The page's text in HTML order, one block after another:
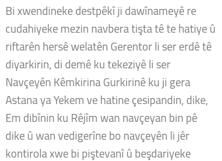
Bi xwendineke destpêkî ji dawînameyê re
cudahiyeke mezin navbera tişta tê te hatiye û
riftarên hersê welatên Gerentor li ser erdê tê
diyarkirin, di demê ku tekeziyê li ser
Navçeyên Kêmkirina Gurkirinê ku ji gera
Astana ya Yekem ve hatine çesipandin, dike,
Em dibînin ku Rêjîm wan navçeyan bin pê
dike û wan vedigerîne bo navçeyên li jêr
kontirola xwe bi piştevanî û beşdariyeke